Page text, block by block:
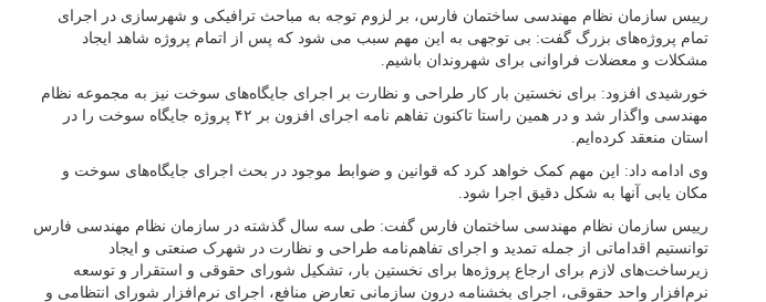
رییس سازمان نظام مهندسی ساختمان فارس، بر لزوم توجه به مباحث ترافیکی و شهرسازی در اجرای
تمام پروژه‌های بزرگ گفت: بی توجهی به این مهم سبب می شود که پس از اتمام پروژه شاهد ایجاد
مشکلات و معضلات فراوانی برای شهروندان باشیم.
خورشیدی افزود: برای نخستین بار کار طراحی و نظارت بر اجرای جایگاه‌های سوخت نیز به مجموعه نظام
مهندسی واگذار شد و در همین راستا تاکنون تفاهم نامه اجرای افزون بر ۴۲ پروژه جایگاه سوخت را در
استان منعقد کرده‌ایم.
وی ادامه داد: این مهم کمک خواهد کرد که قوانین و ضوابط موجود در بحث اجرای جایگاه‌های سوخت و
مکان یابی آنها به شکل دقیق اجرا شود.
رییس سازمان نظام مهندسی ساختمان فارس گفت: طی سه سال گذشته در سازمان نظام مهندسی فارس
توانستیم اقداماتی از جمله تمدید و اجرای تفاهم‌نامه طراحی و نظارت در شهرک صنعتی و ایجاد
زیرساخت‌های لازم برای ارجاع پروژه‌ها برای نخستین بار، تشکیل شورای حقوقی و استقرار و توسعه
نرم‌افزار واحد حقوقی، اجرای بخشنامه درون سازمانی تعارض منافع، اجرای نرم‌افزار شورای انتظامی و